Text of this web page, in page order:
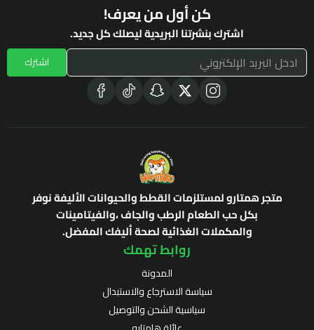
كن أول من يعرف!
اشترك بنشرتنا البريدية ليصلك كل جديد.
اشترك
متجر همتارو لمستلزمات القطط والحيوانات الأليفة نوفر
بكل حب الطعام الرطب والجاف ،والفيتامينات
والمكملات الغذائية لصحة أليفك المفضل.
روابط تهمك
المدونة
سياسة الاسترجاع والاستبدال
سياسية الشحن والتوصيل